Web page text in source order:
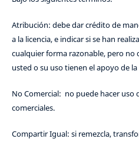
Atribución: debe dar crédito de
a la licencia, e indicar si se han
cualquier forma razonable, pero no
usted o su uso tienen el apoyo de
No Comercial: no puede hacer uso
comerciales.
Compartir Igual: si remezcla,